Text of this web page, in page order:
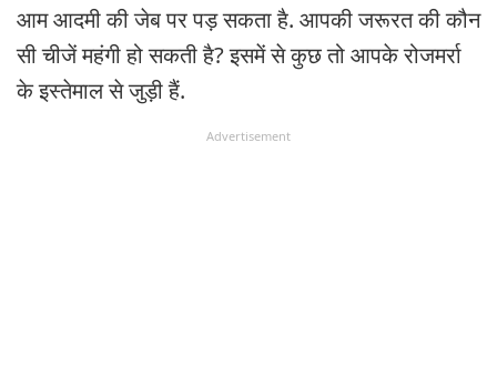
आम आदमी की जेब पर पड़ सकता है. आपकी जरूरत की कौन
सी चीजें महंगी हो सकती है? इसमें से कुछ तो आपके रोजमर्रा
के इस्तेमाल से जुड़ी हैं.
Advertisement